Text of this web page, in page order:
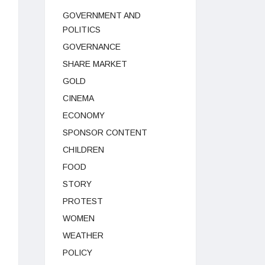
GOVERNMENT AND
POLITICS
GOVERNANCE
SHARE MARKET
GOLD
CINEMA
ECONOMY
SPONSOR CONTENT
CHILDREN
FOOD
STORY
PROTEST
WOMEN
WEATHER
POLICY